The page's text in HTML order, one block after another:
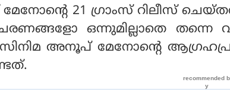
21 ഗ്രാംസ് റിലീസ്
ഒന്നുമില്ലാതെ തന്നെ
സിനിമ അനൂപ് മേനോന്റെ